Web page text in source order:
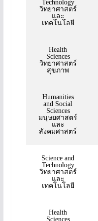
Technology
วิทยาศาสตร์
และ
เทคโนโลยี
Health
Sciences
วิทยาศาสตร์
สุขภาพ
Humanities
and Social
Sciences
มนุษยศาสตร์
และ
สังคมศาสตร์
Science and
Technology
วิทยาศาสตร์
และ
เทคโนโลยี
Health
Sciences